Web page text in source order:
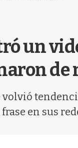
un
de
volvió
en sus